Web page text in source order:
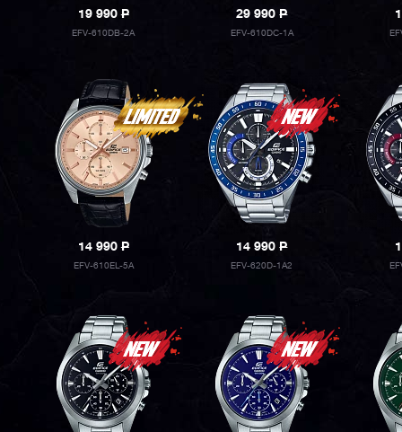
19 990P
EFV-610DB-2A
29 990P
EFV-610DC-1A
14 990P
EFV-610EL-5A
14 990P
EFV-620D-1A2